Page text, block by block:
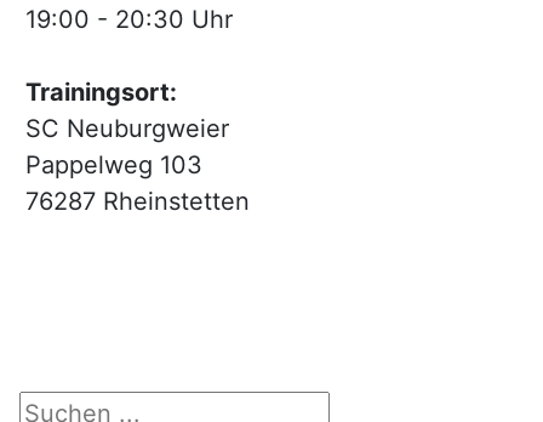
Suchen ...
19:00 - 20:30 Uhr
Trainingsort:
SC Neuburgweier
Pappelweg 103
76287 Rheinstetten